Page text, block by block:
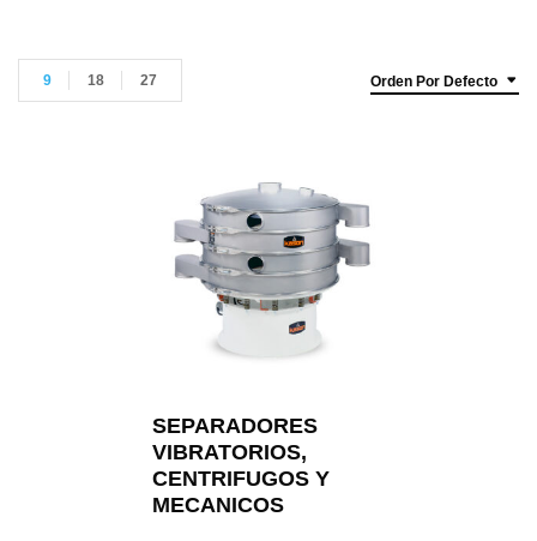
Orden Por Defecto
9 18 27
SEPARADORES
VIBRATORIOS,
CENTRIFUGOS Y
MECANICOS